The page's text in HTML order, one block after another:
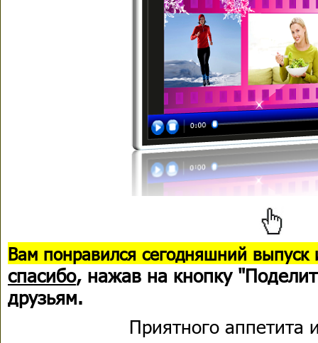
Вам понравился сегодняшний выпуск
спасибо, нажав на кнопку
друзьям.
Приятного аппетита